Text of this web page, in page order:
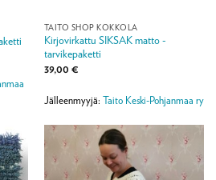
TAITO SHOP KOKKOLA
Kirjovirkattu SIKSAK matto -
tarvikepaketti
39,00 €
Jälleenmyyjä: Taito Keski-Pohjanmaa ry